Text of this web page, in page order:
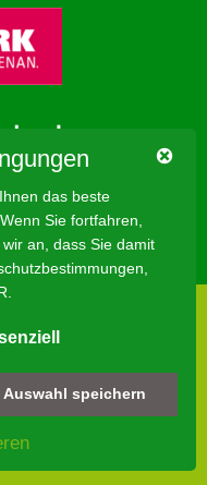
Stefan Stippler
das beste
Sie fortfahren,
an, dass Sie damit
Auswahl speichern